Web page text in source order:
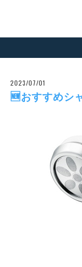
2023/07/01
🆕おすすめシ